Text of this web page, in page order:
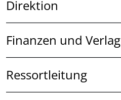
Direktion
Finanzen und Verlag
Ressortleitung